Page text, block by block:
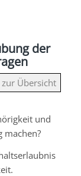
der
Übersicht
und
machen?